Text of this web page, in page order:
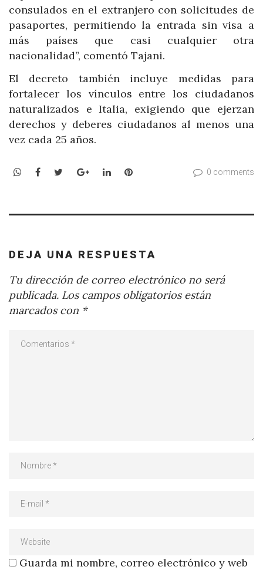
consulados en el extranjero con solicitudes de
pasaportes, permitiendo la entrada sin visa a
más países que casi cualquier otra
nacionalidad”, comentó Tajani.
El decreto también incluye medidas para
fortalecer los vínculos entre los ciudadanos
naturalizados e Italia, exigiendo que ejerzan
derechos y deberes ciudadanos al menos una
vez cada 25 años.
WhatsApp
Facebook
TwitterGoogle+LinkedInPinterest 0 comments
DEJA UNA RESPUESTA
Tu dirección de correo electrónico no será
publicada. Los campos obligatorios están
marcados con *
Guarda mi nombre, correo electrónico y web